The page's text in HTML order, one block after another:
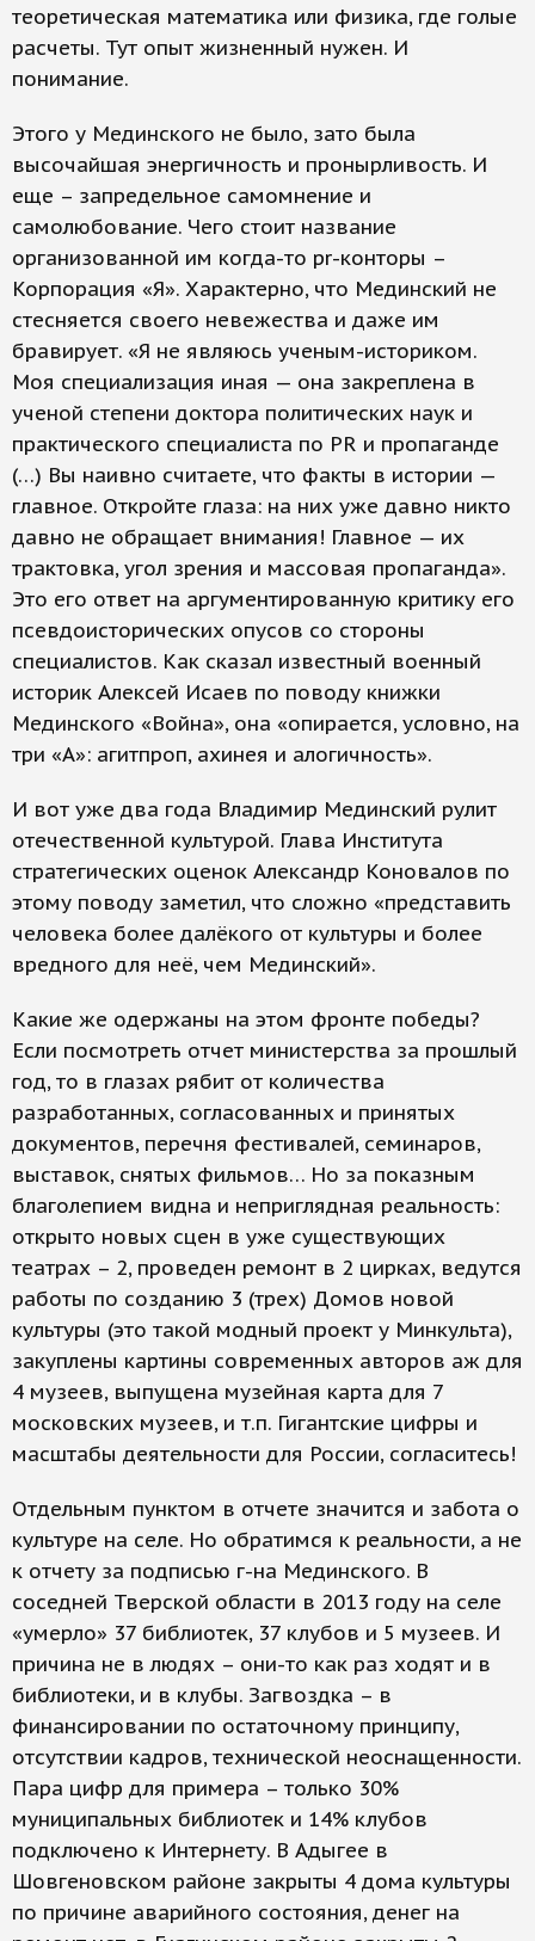
теоретическая математика или физика, где голые
расчеты. Тут опыт жизненный нужен. И
понимание.
Этого у Мединского не было, зато была
высочайшая энергичность и пронырливость. И
еще – запредельное самомнение и
самолюбование. Чего стоит название
организованной им когда-то pr-конторы –
Корпорация «Я». Характерно, что Мединский не
стесняется своего невежества и даже им
бравирует. «Я не являюсь ученым-историком.
Моя специализация иная — она закреплена в
ученой степени доктора политических наук и
практического специалиста по PR и пропаганде
(…) Вы наивно считаете, что факты в истории —
главное. Откройте глаза: на них уже давно никто
давно не обращает внимания! Главное — их
трактовка, угол зрения и массовая пропаганда».
Это его ответ на аргументированную критику его
псевдоисторических опусов со стороны
специалистов. Как сказал известный военный
историк Алексей Исаев по поводу книжки
Мединского «Война», она «опирается, условно, на
три «А»: агитпроп, ахинея и алогичность».
И вот уже два года Владимир Мединский рулит
отечественной культурой. Глава Института
стратегических оценок Александр Коновалов по
этому поводу заметил, что сложно «представить
человека более далёкого от культуры и более
вредного для неё, чем Мединский».
Какие же одержаны на этом фронте победы?
Если посмотреть отчет министерства за прошлый
год, то в глазах рябит от количества
разработанных, согласованных и принятых
документов, перечня фестивалей, семинаров,
выставок, снятых фильмов… Но за показным
благолепием видна и неприглядная реальность:
открыто новых сцен в уже существующих
театрах – 2, проведен ремонт в 2 цирках, ведутся
работы по созданию 3 (трех) Домов новой
культуры (это такой модный проект у Минкульта),
закуплены картины современных авторов аж для
4 музеев, выпущена музейная карта для 7
московских музеев, и т.п. Гигантские цифры и
масштабы деятельности для России, согласитесь!
Отдельным пунктом в отчете значится и забота о
культуре на селе. Но обратимся к реальности, а не
к отчету за подписью г-на Мединского. В
соседней Тверской области в 2013 году на селе
«умерло» 37 библиотек, 37 клубов и 5 музеев. И
причина не в людях – они-то как раз ходят и в
библиотеки, и в клубы. Загвоздка – в
финансировании по остаточному принципу,
отсутствии кадров, технической неоснащенности.
Пара цифр для примера – только 30%
муниципальных библиотек и 14% клубов
подключено к Интернету. В Адыгее в
Шовгеновском районе закрыты 4 дома культуры
по причине аварийного состояния, денег на